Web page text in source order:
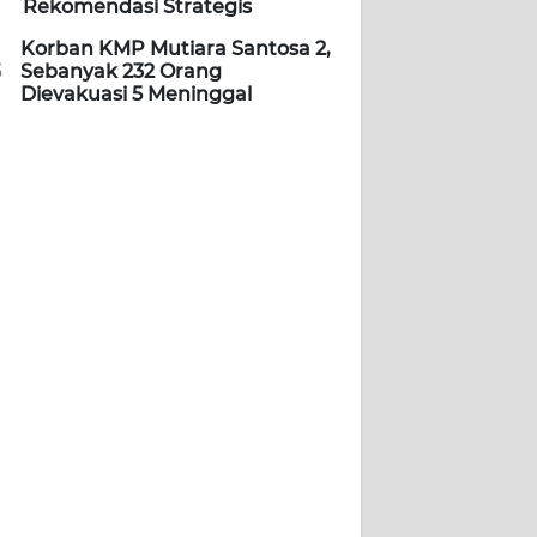
Rekomendasi Strategis
Korban KMP Mutiara Santosa 2,
Sebanyak 232 Orang
Dievakuasi 5 Meninggal